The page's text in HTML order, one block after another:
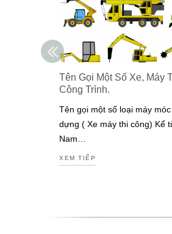
Tên Gọi Một Số Xe, Máy
Công Trình.
Tên gọi một số loại máy
dựng ( Xe máy thi công) Kể
Nam…
XEM TIẾP